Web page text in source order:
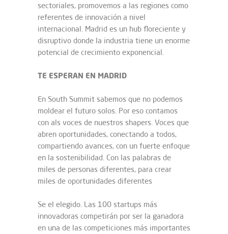
sectoriales, promovemos a las regiones como
referentes de innovación a nivel
internacional. Madrid es un hub floreciente y
disruptivo donde la industria tiene un enorme
potencial de crecimiento exponencial.
TE ESPERAN EN MADRID
En South Summit sabemos que no podemos
moldear el futuro solos. Por eso contamos
con als voces de nuestros shapers. Voces que
abren oportunidades, conectando a todos,
compartiendo avances, con un fuerte enfoque
en la sostenibilidad. Con las palabras de
miles de personas diferentes, para crear
miles de oportunidades diferentes
Se el elegido. Las 100 startups más
innovadoras competirán por ser la ganadora
en una de las competiciones más importantes